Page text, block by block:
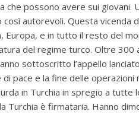
possono avere sui giovani.
autorevoli. Questa vicenda
Europa, e in tutto il resto del
del regime turco. Oltre 300
sottoscritto l’appello
pace e la fine delle operazioni
in Turchia in spregio a tutte
Turchia è firmataria. Hanno